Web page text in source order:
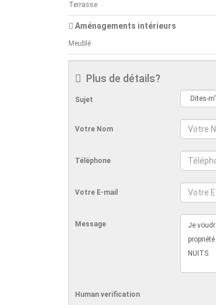
Terrasse
Aménagements intérieurs
Meublé
Plus de détails?
Sujet
Votre Nom
Téléphone
Votre E-mail
Message
Human verification